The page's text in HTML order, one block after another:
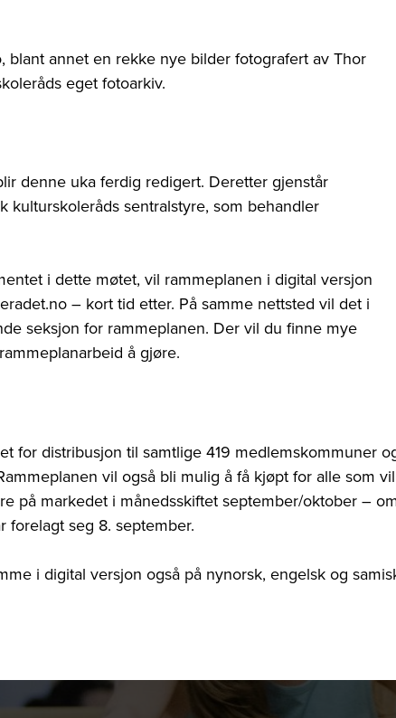
annet en rekke nye bilder fotografert av Thor
eget fotoarkiv.
denne uka ferdig redigert. Deretter gjenstår
sentralstyre, som behandler
i dette møtet, vil rammeplanen i digital versjon
– kort tid etter. På samme nettsted vil det i
seksjon for rammeplanen. Der vil du finne mye
å gjøre.
for distribusjon til samtlige 419 medlemskommuner
vil også bli mulig å få kjøpt for alle som vil
på markedet i månedsskiftet september/oktober –
forelagt seg 8. september.
i digital versjon også på nynorsk, engelsk og